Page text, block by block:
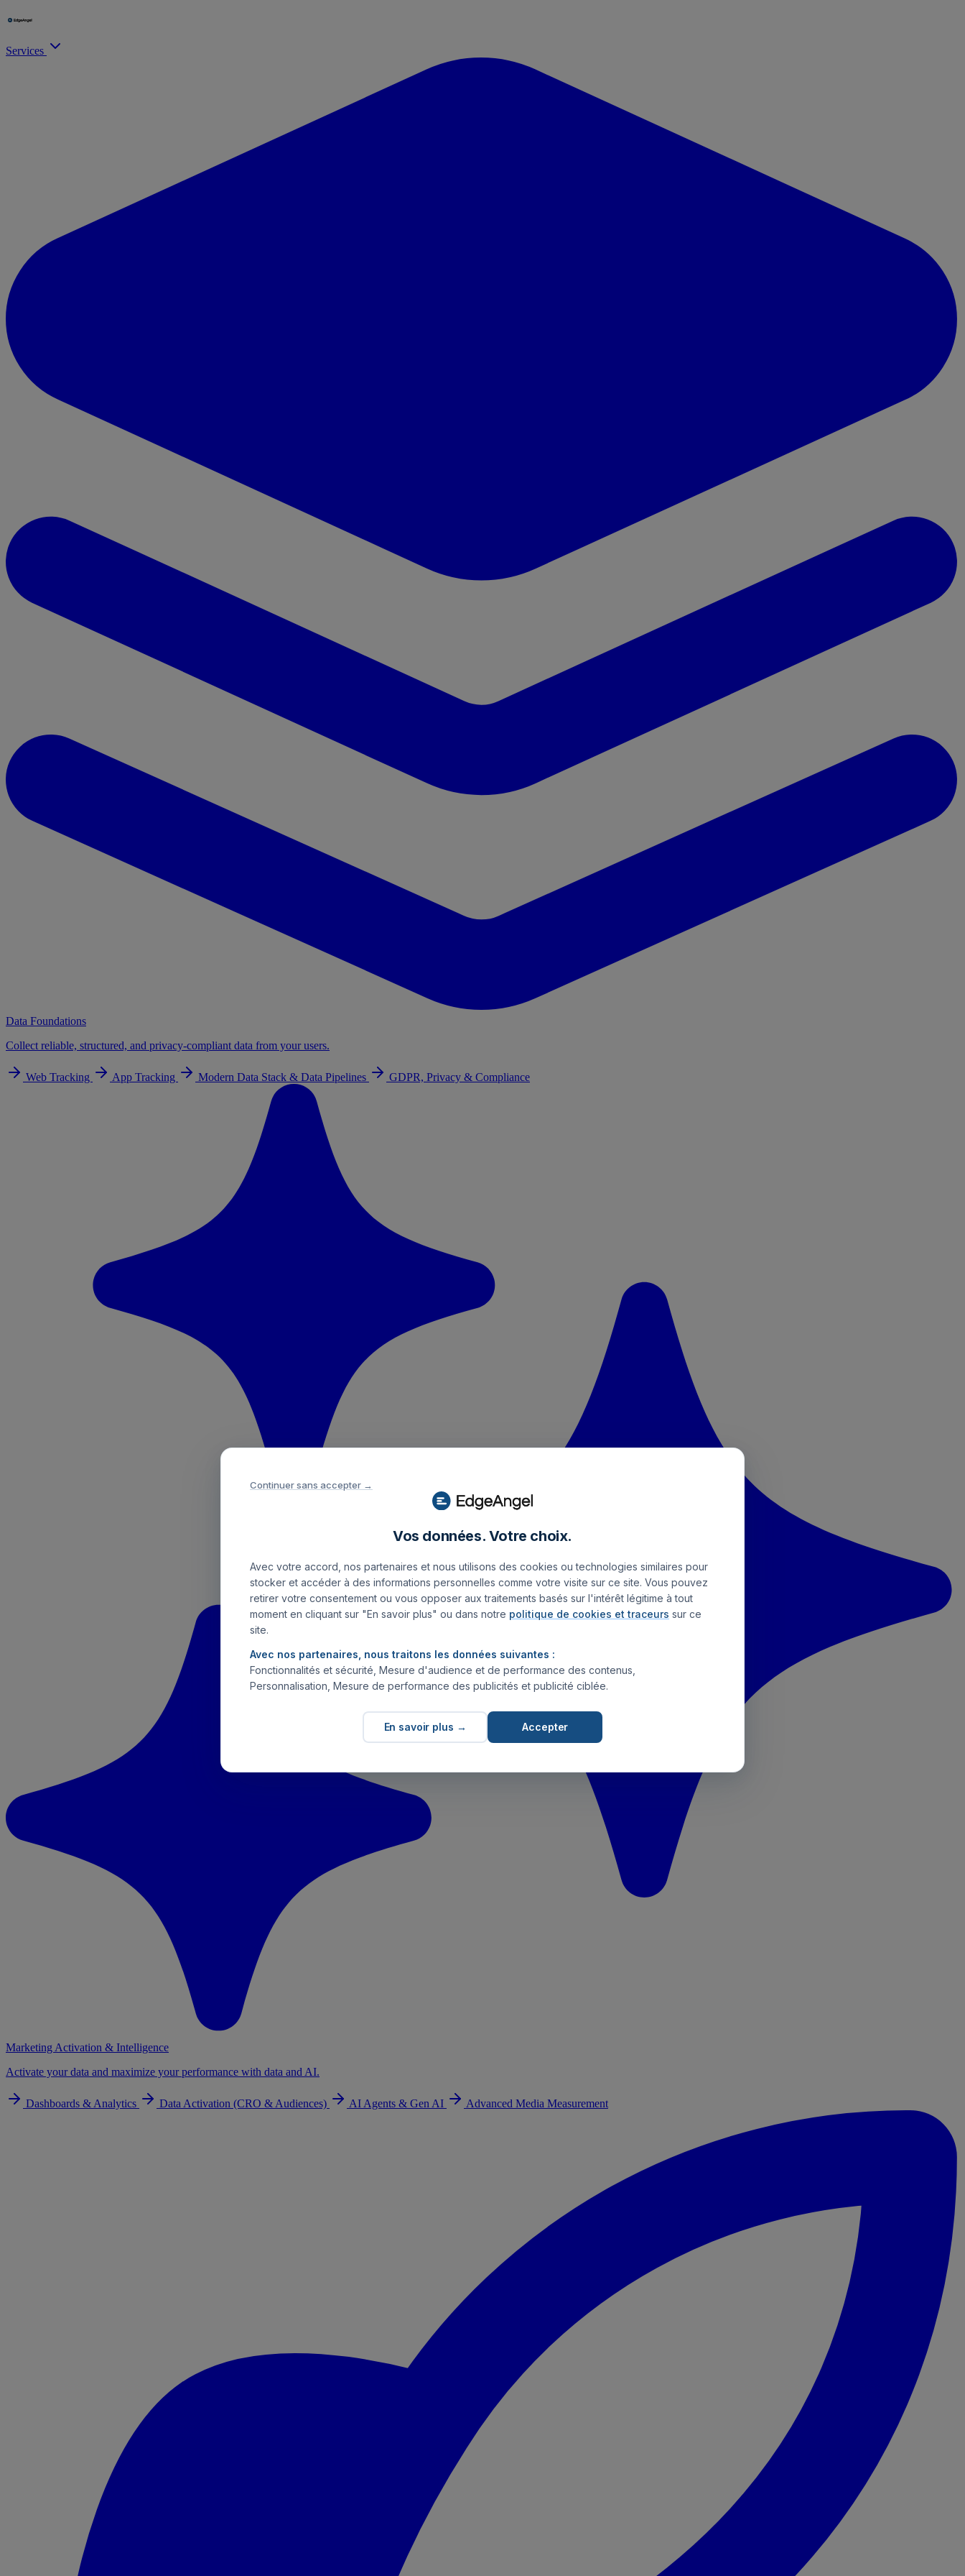
Services
Data Foundations
Collect reliable, structured, and privacy-compliant data from your users.
Web Tracking App Tracking Modern Data Stack & Data Pipelines GDPR, Privacy & Compliance
Marketing Activation & Intelligence
Activate your data and maximize your performance with data and AI.
Dashboards & Analytics Data Activation (CRO & Audiences) AI Agents & Gen AI Advanced Media Measurement
Continuer sans accepter →
Vos données. Votre choix.
Avec votre accord, nos partenaires et nous utilisons des cookies ou technologies similaires pour
stocker et accéder à des informations personnelles comme votre visite sur ce site. Vous pouvez
retirer votre consentement ou vous opposer aux traitements basés sur l'intérêt légitime à tout
moment en cliquant sur "En savoir plus" ou dans notre politique de cookies et traceurs sur ce
site.
Avec nos partenaires, nous traitons les données suivantes :
Fonctionnalités et sécurité, Mesure d'audience et de performance des contenus,
Personnalisation, Mesure de performance des publicités et publicité ciblée.
En savoir plus → Accepter